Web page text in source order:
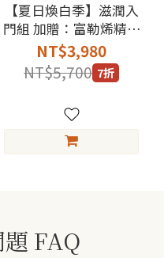
【夏日煥白季】滋潤入
門組 加贈：富勒烯精華
乳2mlx3
NT$3,980
NT$5,700 7折
FAQ